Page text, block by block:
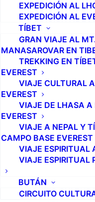
EXPEDICIÓN AL
EXPEDICIÓN AL
TÍBET
GRAN VIAJE AL
MANASAROVAR EN
TREKKING EN
EVEREST
VIAJE CULTURAL
EVEREST
VIAJE DE LHASA A
EVEREST
VIAJE A NEPAL Y
CAMPO BASE EVEREST
VIAJE ESPIRITUAL
VIAJE ESPIRITUAL
BUTÁN
CIRCUITO
No hay ningún uso
vida de uno, ni en
muy por encima de
Pero allí estaba, en
de los
durmiendo al pie de
Island Peak, que
horas siguientes.
Laascensión al
para aquellos que
experiencia previa
adecuado, emitido
Association(NMA). Es